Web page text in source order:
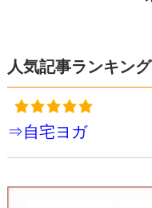
人気記事ランキング
⇒自宅ヨガ